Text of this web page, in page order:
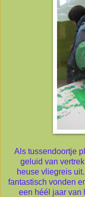
Als tussendoortje
geluid van
heuse vliegreis
fantastisch vonden
een héél jaar van